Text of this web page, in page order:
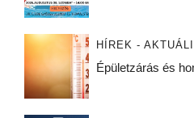
HÍREK -
Épületzárás és